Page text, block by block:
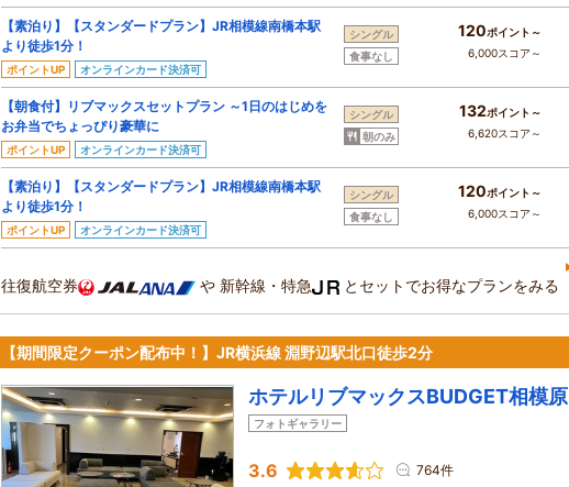
【素泊り】【スタンダードプラン】JR相模線南橋本駅
より徒歩1分！
ポイントUP オンラインカード決済可
シングル
食事なし
120ポイント～
6,000スコア～
【朝食付】リブマックスセットプラン ～1日のはじめを
お弁当でちょっぴり豪華に
ポイントUP オンラインカード決済可
シングル
朝のみ
132ポイント～
6,620スコア～
【素泊り】【スタンダードプラン】JR相模線南橋本駅
より徒歩1分！
ポイントUP オンラインカード決済可
シングル
食事なし
120ポイント～
6,000スコア～
往復航空券 や 新幹線・特急 とセットでお得なプランをみる
【期間限定クーポン配布中！】JR横浜線 淵野辺駅北口徒歩2分
ホテルリブマックスBUDGET相模原
フォトギャラリー
3.6 764件